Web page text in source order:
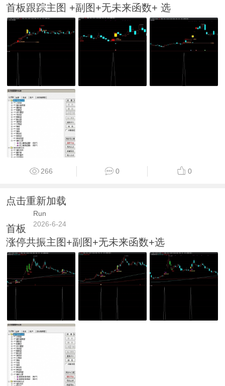
首板跟踪主图 +副图+无未来函数+ 选
266 0 0
点击重新加载
Run
2026-6-24
首板
涨停共振主图+副图+无未来函数+选